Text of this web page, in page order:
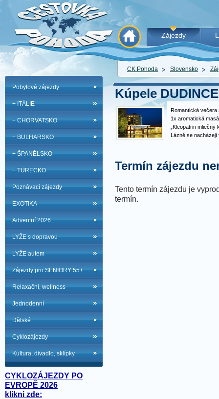
Zájezdy
CK Pohoda Slovensko
Pobytové zájezdy
+ ITÁLIE
+ CHORVATSKO
+ BULHARSKO
+ ŠPANĚLSKO
+ TURECKO
Poznávací zájezdy
EXOTIKA
Adventní 2026
LYŽE s dopravou
LYŽE autem
Zájezdy pro SENIORY 55+
Relaxační, wellness
Jednodenní
Dětské
Cyklozájezdy
Kultura, divadlo, sklípky
CYKLOZÁJEZDY PO
EVROPĚ 2026
klikni zde:
Kúpele
Romantická večera
1x aromatická
„Kleopatrin
Lázně se
Termín zájezdu
Tento termín zájezdu je
termín.